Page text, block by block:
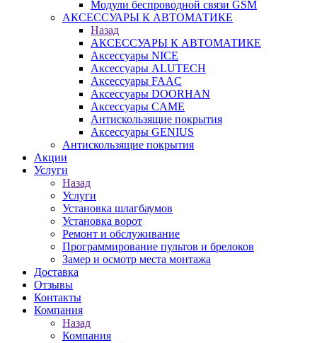
Модули беспроводной связи GSM
АКСЕССУАРЫ К АВТОМАТИКЕ
Назад
АКСЕССУАРЫ К АВТОМАТИКЕ
Аксессуары NICE
Аксессуары ALUTECH
Аксессуары FAAC
Аксессуары DOORHAN
Аксессуары CAME
Антискользящие покрытия
Аксессуары GENIUS
Антискользящие покрытия
Акции
Услуги
Назад
Услуги
Установка шлагбаумов
Установка ворот
Ремонт и обслуживание
Программирование пультов и брелоков
Замер и осмотр места монтажа
Доставка
Отзывы
Контакты
Компания
Назад
Компания